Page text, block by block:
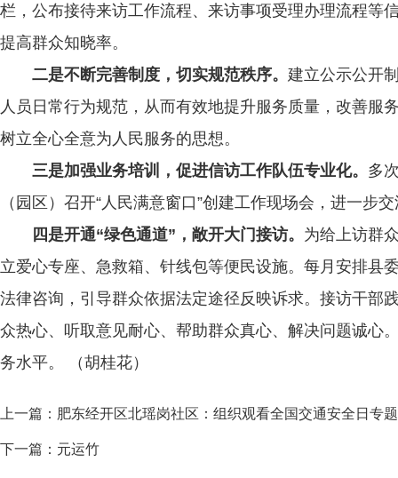
栏，公布接待来访工作流程、来访事项受理办理流程等
提高群众知晓率。
二是不断完善制度，切实规范秩序。 建立公示公开
人员日常行为规范，从而有效地提升服务质量，改善服
树立全心全意为人民服务的思想。
三是加强业务培训，促进信访工作队伍专业化。 多
（园区）召开“人民满意窗口”创建工作现场会，进一步
四是开通“绿色通道”，敞开大门接访。 为给上访群
立爱心专座、急救箱、针线包等便民设施。每月安排县
法律咨询，引导群众依据法定途径反映诉求。接访干部
众热心、听取意见耐心、帮助群众真心、解决问题诚心
务水平。 （胡桂花）
上一篇： 肥东经开区北瑶岗社区：组织观看全国交通安全日专
下一篇： 元运竹